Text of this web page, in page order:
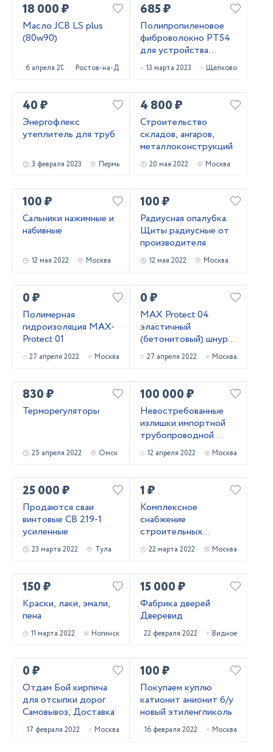
18 000 ₽
Масло JCB LS plus
(80w90)
6 апреля 2023 Ростов-на-Дону
685 ₽
Полипропиленовое
фиброволокно РТ54
для устройства
паркингов со склада в
Москве
13 марта 2023 Щелково
40 ₽
Энергофлекс
утеплитель для труб
3 февраля 2023 Пермь
4 800 ₽
Строительство
складов, ангаров,
металлоконструкций
20 мая 2022 Москва
100 ₽
Сальники нажимные и
набивные
12 мая 2022 Москва
100 ₽
Радиусная опалубка.
Щиты радиусные от
производителя
12 мая 2022 Москва
0 ₽
Полимерная
гидроизоляция MAX-
Protect 01
27 апреля 2022 Москва
0 ₽
MAX Protect 04
эластичный
(бетонитовый) шнур
(набухающий
профиль, гидрошнур)
27 апреля 2022 Москва
830 ₽
Терморегуляторы
25 апреля 2022 Омск
100 000 ₽
Невостребованные
излишки импортной
трубопроводной
запорной арматуры
12 апреля 2022 Москва
25 000 ₽
Продаются сваи
винтовые СВ 219-1
усиленные
23 марта 2022 Тула
1 ₽
Комплексное
снабжение
строительных
объектов
22 марта 2022 Москва
150 ₽
Краски, лаки, эмали,
пена
11 марта 2022 Ногинск
15 000 ₽
Фабрика дверей
Дверевид
22 февраля 2022 Видное
0 ₽
Отдам Бой кирпича
для отсыпки дорог
Самовывоз, Доставка
17 февраля 2022 Москва
100 ₽
Покупаем куплю
катионит анионит б/у
новый этиленгликоль
16 февраля 2022 Москва